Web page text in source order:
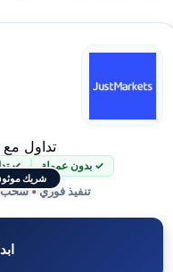
شريك موثوق
تداول مع JustMarkets
✓ بدون عمولة ✓
تنفيذ فوري • سحب